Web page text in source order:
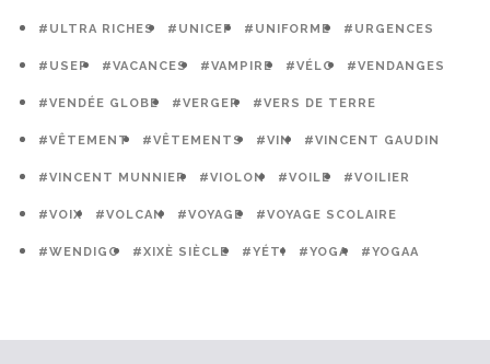
#ULTRA RICHES #UNICEF #UNIFORME #URGENCES
#USEP #VACANCES #VAMPIRE #VÉLO #VENDANGES
#VENDÉE GLOBE #VERGER #VERS DE TERRE
#VÊTEMENT #VÊTEMENTS #VIN #VINCENT GAUDIN
#VINCENT MUNNIER #VIOLON #VOILE #VOILIER
#VOIX #VOLCAN #VOYAGE #VOYAGE SCOLAIRE
#WENDIGO #XIXÈ SIÈCLE #YÉTI #YOGA #YOGAA